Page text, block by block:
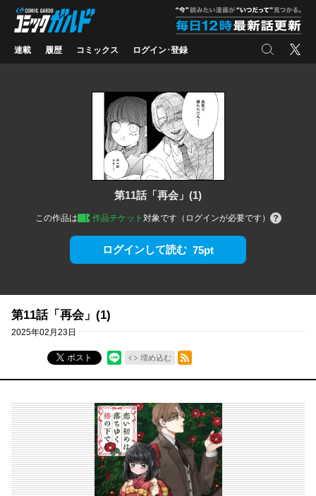
コミックガルド
連載 履歴 コミックス ログイン･登録 検索 X
第11話「再会」(1)
この作品は 作品チケット 対象です（ログインが必要です）
ログインして読む 75pt
第11話「再会」(1)
2025年02月23日
ポスト 埋め込む
RSSフィード